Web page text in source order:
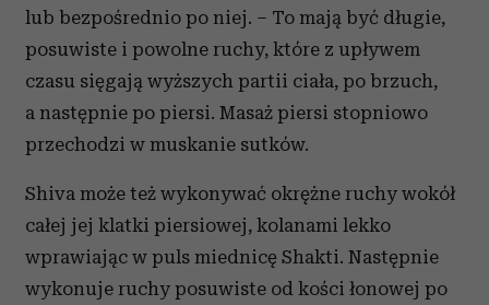
lub bezpośrednio po niej. – To mają być długie,
posuwiste i powolne ruchy, które z upływem
czasu sięgają wyższych partii ciała, po brzuch,
a następnie po piersi. Masaż piersi stopniowo
przechodzi w muskanie sutków.
Shiva może też wykonywać okrężne ruchy wokół
całej jej klatki piersiowej, kolanami lekko
wprawiając w puls miednicę Shakti. Następnie
wykonuje ruchy posuwiste od kości łonowej po